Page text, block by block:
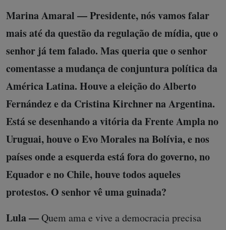
Marina Amaral — Presidente, nós vamos falar
mais até da questão da regulação de mídia, que o
senhor já tem falado. Mas queria que o senhor
comentasse a mudança de conjuntura política da
América Latina. Houve a eleição do Alberto
Fernández e da Cristina Kirchner na Argentina.
Está se desenhando a vitória da Frente Ampla no
Uruguai, houve o Evo Morales na Bolívia, e nos
países onde a esquerda está fora do governo, no
Equador e no Chile, houve todos aqueles
protestos. O senhor vê uma guinada?
Lula —Quem ama e vive a democracia precisa